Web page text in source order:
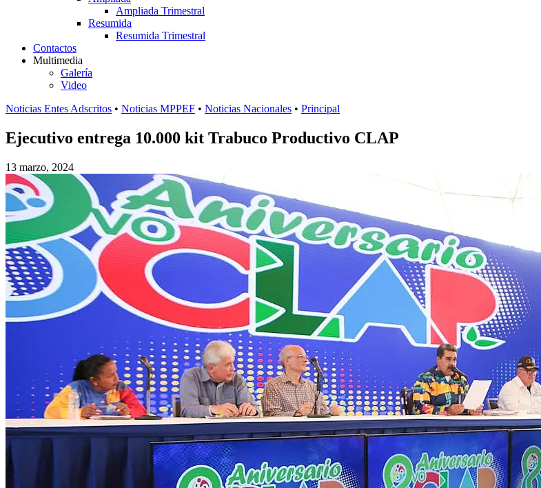
Ampliada Trimestral
Resumida
Resumida Trimestral
Contactos
Multimedia
Galería
Video
Noticias Entes Adscritos • Noticias MPPEF • Noticias Nacionales • Principal
Ejecutivo entrega 10.000 kit Trabuco Productivo CLAP
13 marzo, 2024